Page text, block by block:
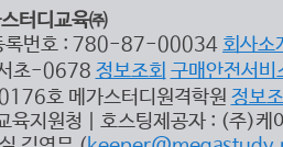
터디교육㈜
록번호 : 780-87-00034 회사소
초-0678 정보조회 구매안전서비
호 메가스터디원격학원 정보
육지원청 | 호스팅제공자 : (주)케